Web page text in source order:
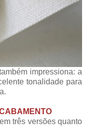
impressiona: a
tonalidade para
três versões quanto